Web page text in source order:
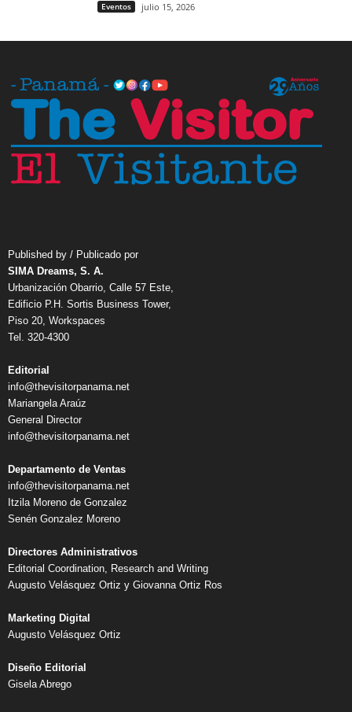
Eventos julio 15, 2026
Published by / Publicado por
SIMA Dreams, S. A.
Urbanización Obarrio, Calle 57 Este,
Edificio P.H. Sortis Business Tower,
Piso 20, Workspaces
Tel. 320-4300
Editorial
info@thevisitorpanama.net
Mariangela Araúz
General Director
info@thevisitorpanama.net
Departamento de Ventas
info@thevisitorpanama.net
Itzila Moreno de Gonzalez
Senén Gonzalez Moreno
Directores Administrativos
Editorial Coordination, Research and Writing
Augusto Velásquez Ortiz y Giovanna Ortiz Ros
Marketing Digital
Augusto Velásquez Ortiz
Diseño Editorial
Gisela Abrego